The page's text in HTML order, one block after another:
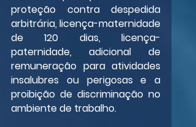
proteção contra despedida
arbitrária, licença-maternidade
de 120 dias, licença-
paternidade, adicional de
remuneração para atividades
insalubres ou perigosas e a
proibição de discriminação no
ambiente de trabalho.